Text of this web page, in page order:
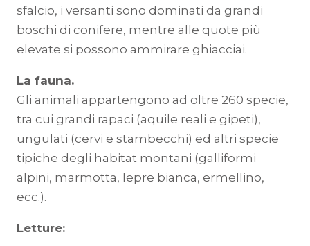
sfalcio, i versanti sono dominati da grandi
boschi di conifere, mentre alle quote più
elevate si possono ammirare ghiacciai.
La fauna.
Gli animali appartengono ad oltre 260 specie,
tra cui grandi rapaci (aquile reali e gipeti),
ungulati (cervi e stambecchi) ed altri specie
tipiche degli habitat montani (galliformi
alpini, marmotta, lepre bianca, ermellino,
ecc.).
Letture: